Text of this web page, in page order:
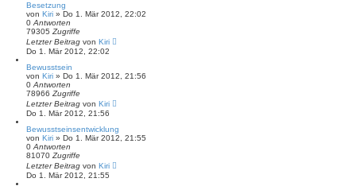
Besetzung
von Kiri » Do 1. Mär 2012, 22:02
0 Antworten
79305 Zugriffe
Letzter Beitrag von Kiri
Do 1. Mär 2012, 22:02
Bewusstsein
von Kiri » Do 1. Mär 2012, 21:56
0 Antworten
78966 Zugriffe
Letzter Beitrag von Kiri
Do 1. Mär 2012, 21:56
Bewusstseinsentwicklung
von Kiri » Do 1. Mär 2012, 21:55
0 Antworten
81070 Zugriffe
Letzter Beitrag von Kiri
Do 1. Mär 2012, 21:55